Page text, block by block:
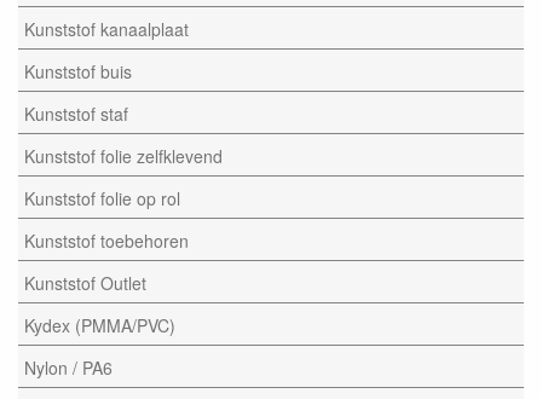
Kunststof kanaalplaat
Kunststof buis
Kunststof staf
Kunststof folie zelfklevend
Kunststof folie op rol
Kunststof toebehoren
Kunststof Outlet
Kydex (PMMA/PVC)
Nylon / PA6